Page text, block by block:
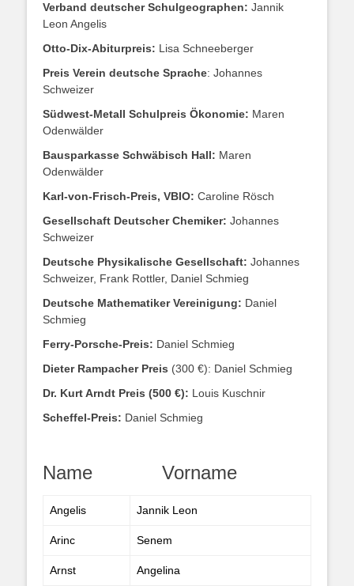
Verband deutscher Schulgeographen: Jannik
Leon Angelis
Otto-Dix-Abiturpreis: Lisa Schneeberger
Preis Verein deutsche Sprache: Johannes
Schweizer
Südwest-Metall Schulpreis Ökonomie: Maren
Odenwälder
Bausparkasse Schwäbisch Hall: Maren
Odenwälder
Karl-von-Frisch-Preis, VBIO: Caroline Rösch
Gesellschaft Deutscher Chemiker: Johannes
Schweizer
Deutsche Physikalische Gesellschaft: Johannes
Schweizer, Frank Rottler, Daniel Schmieg
Deutsche Mathematiker Vereinigung: Daniel
Schmieg
Ferry-Porsche-Preis: Daniel Schmieg
Dieter Rampacher Preis (300 €): Daniel Schmieg
Dr. Kurt Arndt Preis (500 €): Louis Kuschnir
Scheffel-Preis: Daniel Schmieg
Name Vorname
Angelis Jannik Leon
Arinc Senem
Arnst Angelina